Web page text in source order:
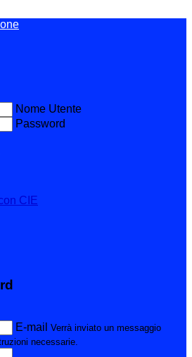
Nome Utente
Password
CIE
E-mail Verrà inviato un messaggio
necessarie.